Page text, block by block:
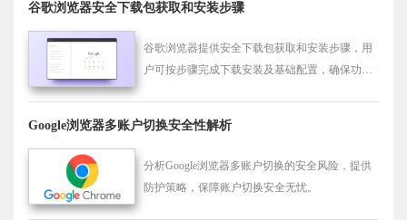
谷歌浏览器安全下载包获取和安装步骤
谷歌浏览器提供安全下载包获取和安装步骤，用
户可按步骤完成下载安装及基础配置，确保功能
Google浏览器多账户切换安全性解析
分析Google浏览器多账户切换的安全风险，提供
防护策略，保障账户切换安全无忧。